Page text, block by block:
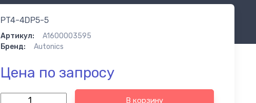
PT4-4DP5-5
Артикул:
A1600003595
Бренд:
Autonics
Цена по запросу
В корзину